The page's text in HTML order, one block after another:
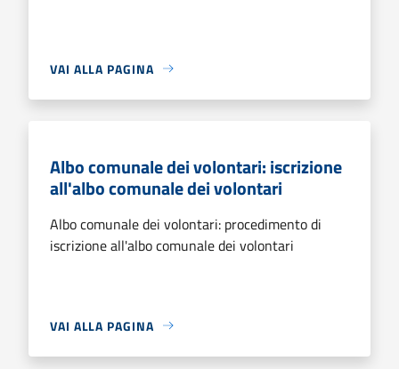
VAI ALLA PAGINA
Albo comunale dei volontari: iscrizione
all'albo comunale dei volontari
Albo comunale dei volontari: procedimento di
iscrizione all'albo comunale dei volontari
VAI ALLA PAGINA